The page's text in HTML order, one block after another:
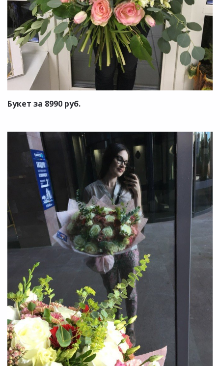
Букет за 8990 руб.